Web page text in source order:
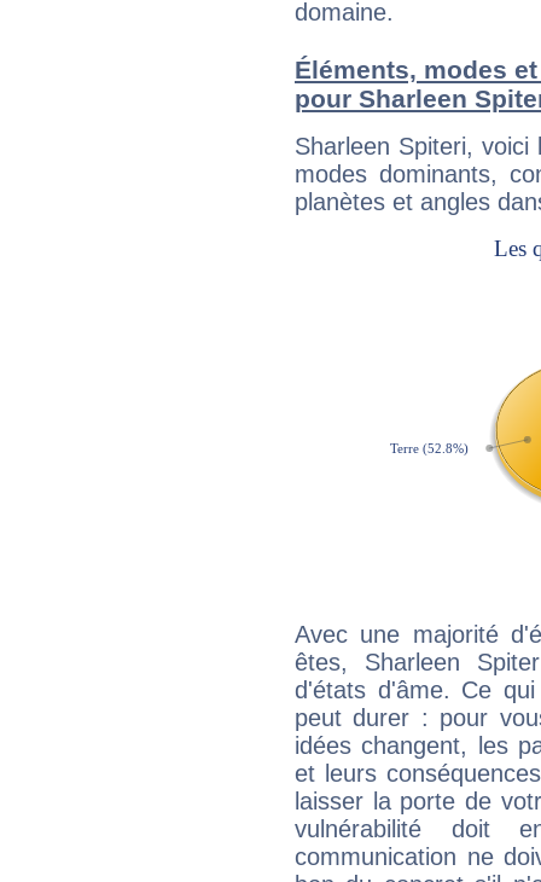
domaine.
Éléments, modes
pour Sharleen
Sharleen Spiteri,
modes dominants,
planètes et angles
Avec une majorité
êtes, Sharleen
d'états d'âme. Ce
peut durer : pour
idées changent, les
et leurs
laisser la porte de
vulnérabilité doit
communication ne